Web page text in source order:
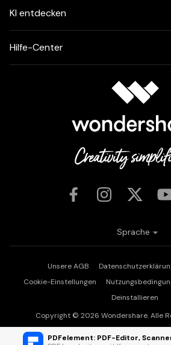
PDFelement: PDF-Editor,
KI entdecken
Hilfe-Center
Unsere AGB
Cookie-Einstellungen
Deinstallieren
Copyright © 2026 Wondershare. Alle
Sprache